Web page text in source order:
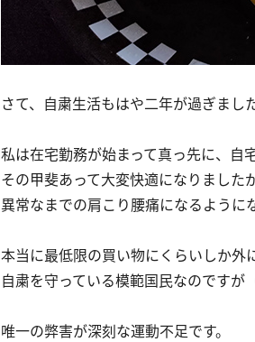
さて、自粛生活もはや二年が過ぎまし
私は在宅勤務が始まって真っ先に、自
その甲斐あって大変快適になりました
異常なまでの肩こり腰痛になるように
本当に最低限の買い物にくらいしか外
自粛を守っている模範国民なのですが
唯一の弊害が深刻な運動不足です。